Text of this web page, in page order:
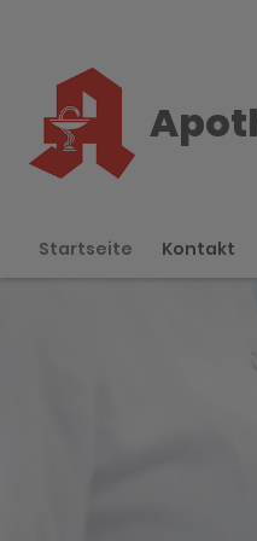
Startseite Kontakt